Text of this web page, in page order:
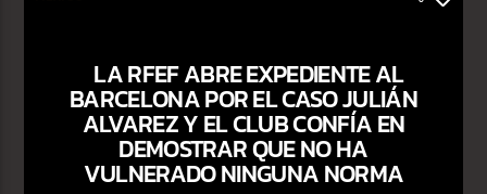
LA RFEF ABRE EXPEDIENTE AL
BARCELONA POR EL CASO JULIÁN
ALVAREZ Y EL CLUB CONFÍA EN
DEMOSTRAR QUE NO HA
VULNERADO NINGUNA NORMA